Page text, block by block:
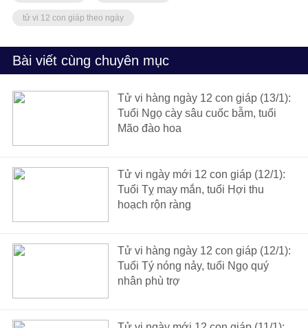
tử vi 12 con giáp theo ngày
Bài viết cùng chuyên mục
Tử vi hàng ngày 12 con giáp (13/1):
Tuổi Ngọ cày sâu cuốc bẫm, tuổi
Mão đào hoa
Tử vi ngày mới 12 con giáp (12/1):
Tuổi Tỵ may mắn, tuổi Hợi thu
hoạch rộn ràng
Tử vi hàng ngày 12 con giáp (12/1):
Tuổi Tý nóng nảy, tuổi Ngọ quý
nhân phù trợ